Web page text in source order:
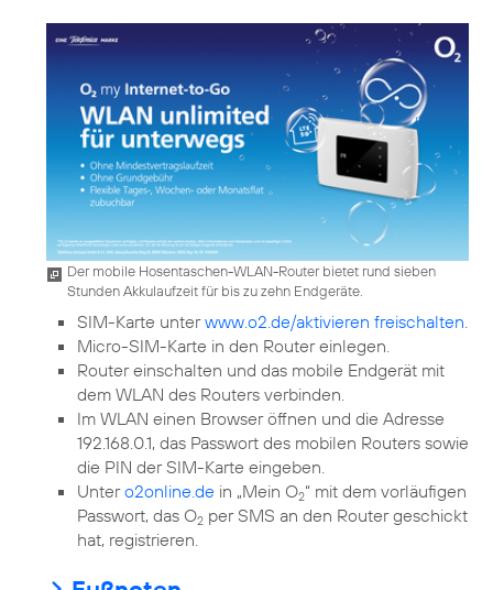
Der mobile Hosentaschen-WLAN-Router bietet rund sieben
Stunden Akkulaufzeit für bis zu zehn Endgeräte.
SIM-Karte unterwww.o2.de/aktivieren freischalten.
Micro-SIM-Karte in den Router einlegen.
Router einschalten und das mobile Endgerät mit
dem WLAN des Routers verbinden.
Im WLAN einen Browser öffnen und die Adresse
192.168.0.1, das Passwort des mobilen Routers sowie
die PIN der SIM-Karte eingeben.
Untero2online.de in „Mein O2“ mit dem vorläufigen
Passwort, das O2 per SMS an den Router geschickt
hat, registrieren.